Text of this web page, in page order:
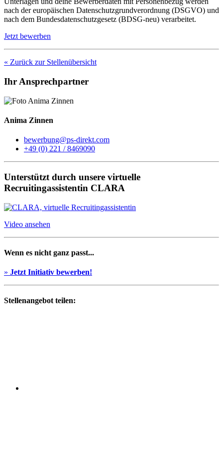
nach der europäischen Datenschutzgrundverordnung (DSGVO) und
nach dem Bundesdatenschutzgesetz (BDSG-neu) verarbeitet.
Jetzt bewerben
« Zurück zur Stellenübersicht
Ihr Ansprechpartner
Anima Zinnen
bewerbung@ps-direkt.com
+49 (0) 221 / 8469090
Unterstützt durch unsere virtuelle
Recruitingassistentin CLARA
Video ansehen
Wenn es nicht ganz passt...
» Jetzt Initiativ bewerben!
Stellenangebot teilen: